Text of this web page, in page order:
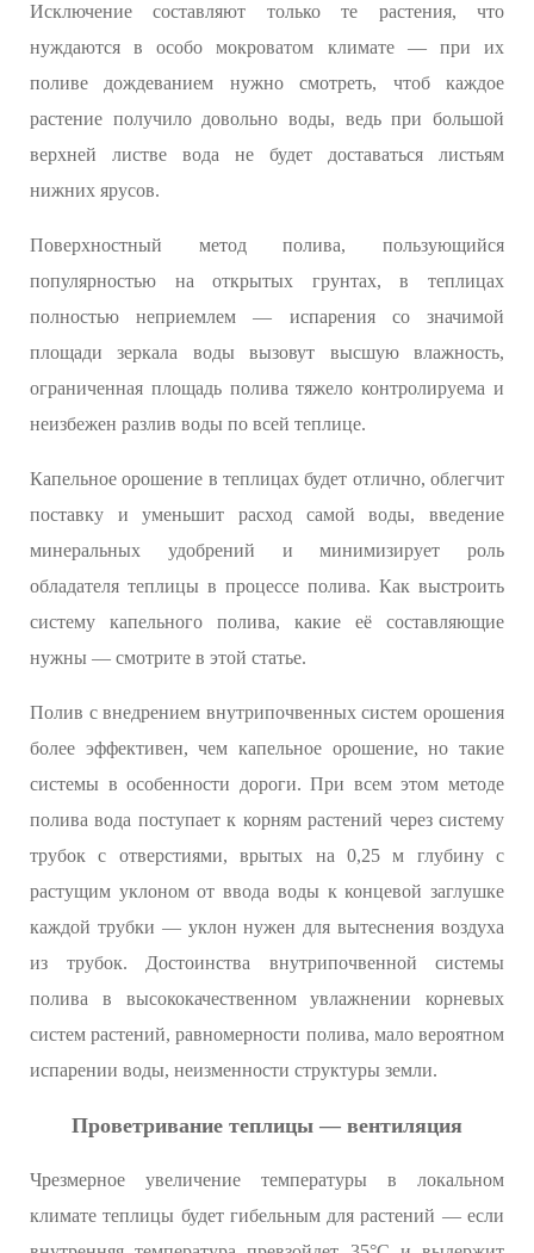
Исключение составляют только те растения, что
нуждаются в особо мокроватом климате — при их
поливе дождеванием нужно смотреть, чтоб каждое
растение получило довольно воды, ведь при большой
верхней листве вода не будет доставаться листьям
нижних ярусов.
Поверхностный метод полива, пользующийся
популярностью на открытых грунтах, в теплицах
полностью неприемлем — испарения со значимой
площади зеркала воды вызовут высшую влажность,
ограниченная площадь полива тяжело контролируема и
неизбежен разлив воды по всей теплице.
Капельное орошение в теплицах будет отлично, облегчит
поставку и уменьшит расход самой воды, введение
минеральных удобрений и минимизирует роль
обладателя теплицы в процессе полива. Как выстроить
систему капельного полива, какие её составляющие
нужны — смотрите в этой статье.
Полив с внедрением внутрипочвенных систем орошения
более эффективен, чем капельное орошение, но такие
системы в особенности дороги. При всем этом методе
полива вода поступает к корням растений через систему
трубок с отверстиями, врытых на 0,25 м глубину с
растущим уклоном от ввода воды к концевой заглушке
каждой трубки — уклон нужен для вытеснения воздуха
из трубок. Достоинства внутрипочвенной системы
полива в высококачественном увлажнении корневых
систем растений, равномерности полива, мало вероятном
испарении воды, неизменности структуры земли.
Проветривание теплицы — вентиляция
Чрезмерное увеличение температуры в локальном
климате теплицы будет гибельным для растений — если